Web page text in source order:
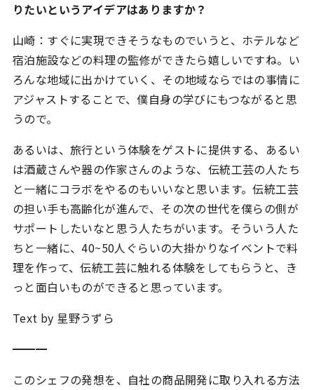
りたいというアイデアはありますか？
山崎：すぐに実現できそうなものでいうと、ホテルなど
宿泊施設などの料理の監修ができたら嬉しいですね。い
ろんな地域に出かけていく、その地域ならではの事情に
アジャストすることで、僕自身の学びにもつながると思
うので。
あるいは、旅行という体験をゲストに提供する、あるい
は酒蔵さんや器の作家さんのような、伝統工芸の人たち
と一緒にコラボをやるのもいいなと思います。伝統工芸
の担い手も高齢化が進んで、その次の世代を僕らの側が
サポートしたいなと思う人たちがいます。そういう人た
ちと一緒に、40~50人ぐらいの大掛かりなイベントで料
理を作って、伝統工芸に触れる体験をしてもらうと、き
っと面白いものができると思っています。
Text by 星野うずら
━━━
このシェフの発想を、自社の商品開発に取り入れる方法